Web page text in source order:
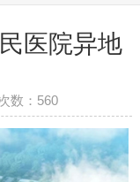
医院异地
数： 560